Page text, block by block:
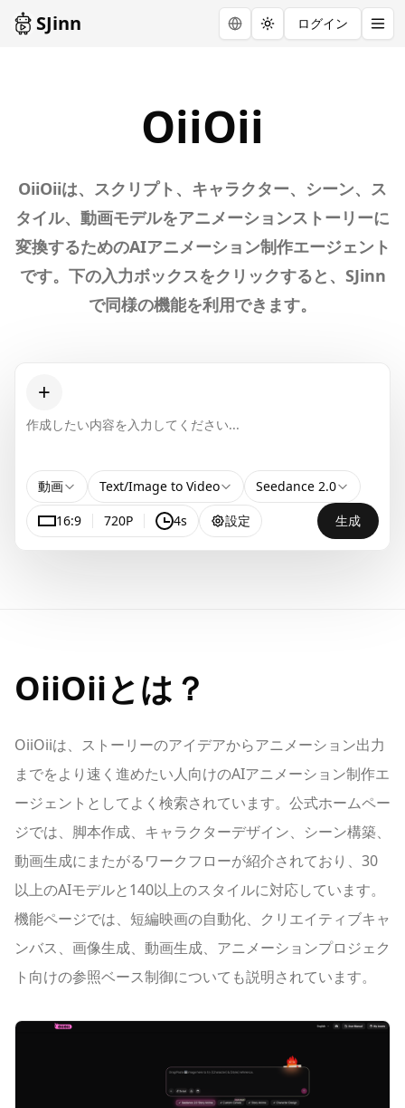
SJinn Toggle theme
ログイン
ExploreOiiOii
OiiOii
OiiOiiは、スクリプト、キャラクター、シーン、ス
タイル、動画モデルをアニメーションストーリーに
変換するためのAIアニメーション制作エージェント
です。下の入力ボックスをクリックすると、SJinn
で同様の機能を利用できます。
+
動画 Text/Image to Video
Seedance 2.0
16:9
720P 4s 設定 生成
OiiOiiとは？
OiiOiiは、ストーリーのアイデアからアニメーション出力
までをより速く進めたい人向けのAIアニメーション制作エ
ージェントとしてよく検索されています。公式ホームペー
ジでは、脚本作成、キャラクターデザイン、シーン構築、
動画生成にまたがるワークフローが紹介されており、30
以上のAIモデルと140以上のスタイルに対応しています。
機能ページでは、短編映画の自動化、クリエイティブキャ
ンバス、画像生成、動画生成、アニメーションプロジェク
ト向けの参照ベース制御についても説明されています。